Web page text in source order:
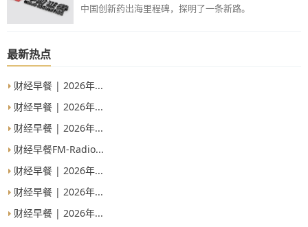
中国创新药出海里程碑，探明了一条新路。
最新热点
财经早餐 | 2026年...
财经早餐 | 2026年...
财经早餐 | 2026年...
财经早餐FM-Radio...
财经早餐 | 2026年...
财经早餐 | 2026年...
财经早餐 | 2026年...